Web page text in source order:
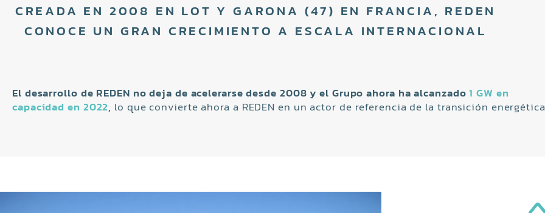
CREADA EN 2008 EN LOT Y GARONA (47) EN FRANCIA, REDEN
CONOCE UN GRAN CRECIMIENTO A ESCALA INTERNACIONAL
El desarrollo de REDEN no deja de acelerarse desde 2008 y el Grupo ahora ha alcanzado1 GW en
capacidad en 2022, lo que convierte ahora a REDEN en un actor de referencia de la transición